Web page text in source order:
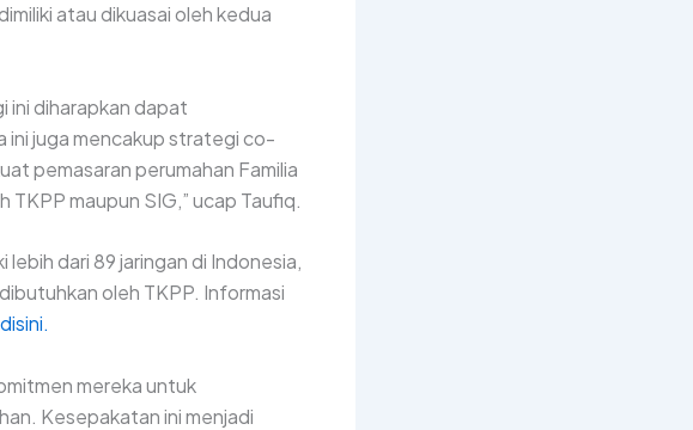
atau dikuasai oleh kedua
ini diharapkan dapat
ini juga mencakup strategi co-
pemasaran perumahan Familia
maupun SIG,” ucap Taufiq.
dari 89 jaringan di Indonesia,
oleh TKPP. Informasi
disini.
mereka untuk
Kesepakatan ini menjadi